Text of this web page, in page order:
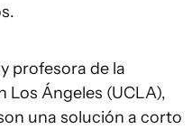
profesora de la
Los Ángeles (UCLA),
una solución a corto